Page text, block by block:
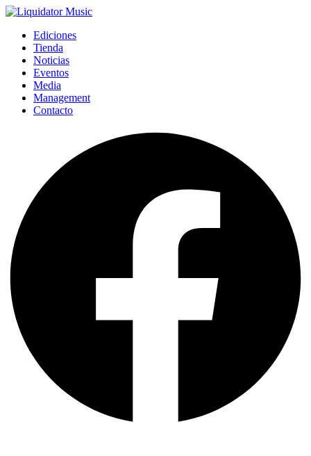
Ediciones
Tienda
Noticias
Eventos
Media
Management
Contacto